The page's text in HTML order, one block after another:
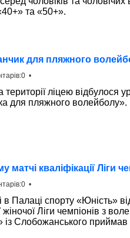
та «50+».
для пляжного
•
ліцею відбулося
для пляжного волейболу».
кваліфікації Ліги
•
в Палаці спорту «Юність»
жіночої Ліги чемпіонів з
Слобожанського приймав